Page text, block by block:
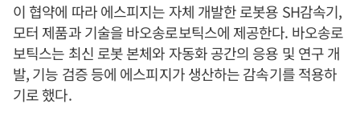
이 협약에 따라 에스피지는 자체 개발한 로봇용 SH감속기,
모터 제품과 기술을 바오송로보틱스에 제공한다. 바오송로
보틱스는 최신 로봇 본체와 자동화 공간의 응용 및 연구 개
발, 기능 검증 등에 에스피지가 생산하는 감속기를 적용하
기로 했다.